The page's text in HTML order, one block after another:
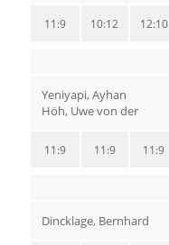
12:10
10:12
11:9
Yeniyapi, Ayhan
Höh, Uwe von der
11:9
11:9
11:9
Dincklage, Bernhard